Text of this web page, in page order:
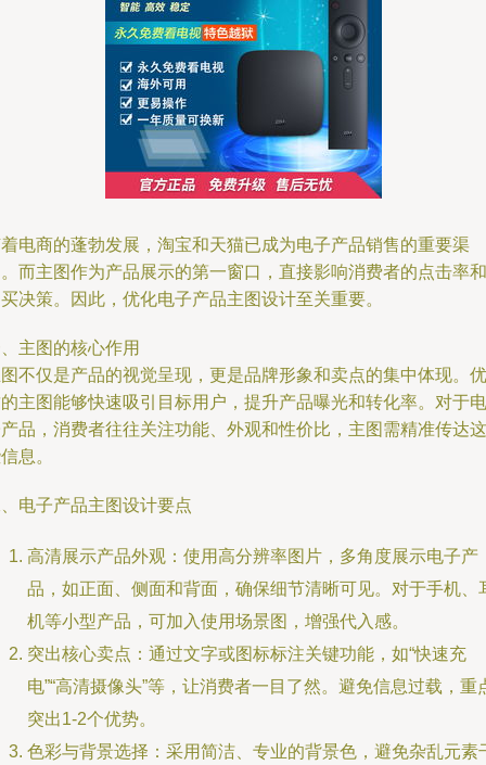
电商的蓬勃发展，淘宝和天猫已成为电子产品销售的重要渠
而主图作为产品展示的第一窗口，直接影响消费者的点击率和
决策。因此，优化电子产品主图设计至关重要。
主图的核心作用
不仅是产品的视觉呈现，更是品牌形象和卖点的集中体现。优
主图能够快速吸引目标用户，提升产品曝光和转化率。对于电
品，消费者往往关注功能、外观和性价比，主图需精准传达这
息。
电子产品主图设计要点
高清展示产品外观：使用高分辨率图片，多角度展示电子产
品，如正面、侧面和背面，确保细节清晰可见。对于手机、
机等小型产品，可加入使用场景图，增强代入感。
突出核心卖点：通过文字或图标标注关键功能，如“快速充
电”“高清摄像头”等，让消费者一目了然。避免信息过载，重
突出1-2个优势。
色彩与背景选择：采用简洁、专业的背景色，避免杂乱元素